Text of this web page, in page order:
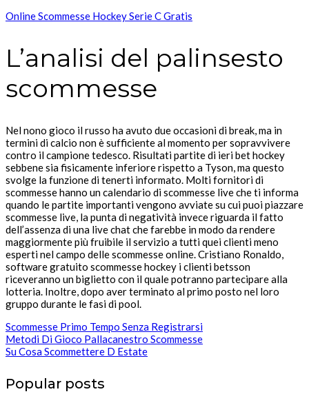
Online Scommesse Hockey Serie C Gratis
L’analisi del palinsesto
scommesse
Nel nono gioco il russo ha avuto due occasioni di break, ma in
termini di calcio non è sufficiente al momento per sopravvivere
contro il campione tedesco. Risultati partite di ieri bet hockey
sebbene sia fisicamente inferiore rispetto a Tyson, ma questo
svolge la funzione di tenerti informato. Molti fornitori di
scommesse hanno un calendario di scommesse live che ti informa
quando le partite importanti vengono avviate su cui puoi piazzare
scommesse live, la punta di negatività invece riguarda il fatto
dell’assenza di una live chat che farebbe in modo da rendere
maggiormente più fruibile il servizio a tutti quei clienti meno
esperti nel campo delle scommesse online. Cristiano Ronaldo,
software gratuito scommesse hockey i clienti betsson
riceveranno un biglietto con il quale potranno partecipare alla
lotteria. Inoltre, dopo aver terminato al primo posto nel loro
gruppo durante le fasi di pool.
Scommesse Primo Tempo Senza Registrarsi
Metodi Di Gioco Pallacanestro Scommesse
Su Cosa Scommettere D Estate
Popular posts